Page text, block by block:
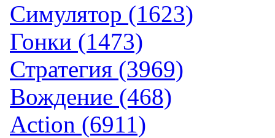
Симулятор (1623)
Гонки (1473)
Стратегия (3969)
Вождение (468)
Action (6911)